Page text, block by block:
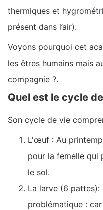
thermiques et
présent dans l’air).
Voyons pourquoi cet
les êtres humains mais
compagnie ?.
Quel est le cycle
Son cycle de vie
L'œuf : Au
pour la femelle qui
le sol.
La larve (6 pattes):
problématique :